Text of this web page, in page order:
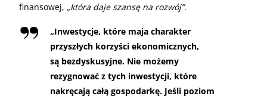
finansowej, „która daje szansę na rozwój”.
„Inwestycje, które maja charakter
przyszłych korzyści ekonomicznych,
są bezdyskusyjne. Nie możemy
rezygnować z tych inwestycji, które
nakręcają całą gospodarkę. Jeśli poziom